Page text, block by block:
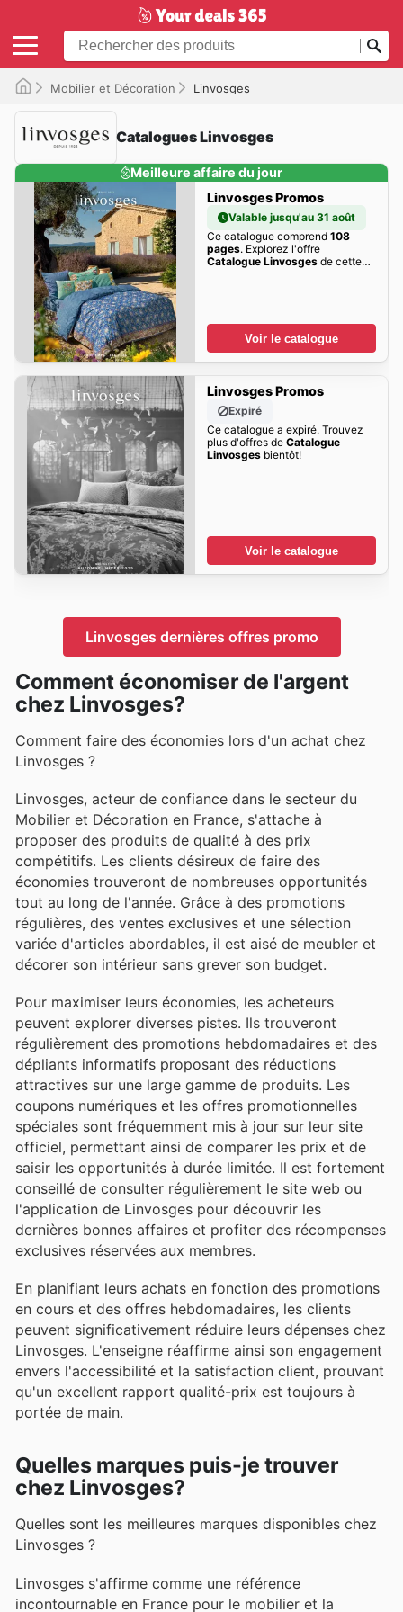
Mobilier et Décoration Linvosges
Catalogues Linvosges
Meilleure affaire du jour
Linvosges Promos
Valable jusqu'au 31 août
Ce catalogue comprend 108
pages. Explorez l'offre
Catalogue Linvosgesde cette
Voir le catalogue
Linvosges Promos
Expiré
Ce catalogue a expiré. Trouvez
plus d'offres de Catalogue
Linvosgesbientôt!
Voir le catalogue
Linvosges dernières offres promo
Comment économiser de l'argent
chez Linvosges?
Comment faire des économies lors d'un achat chez
Linvosges ?
Linvosges, acteur de confiance dans le secteur du
Mobilier et Décoration en France, s'attache à
proposer des produits de qualité à des prix
compétitifs. Les clients désireux de faire des
économies trouveront de nombreuses opportunités
tout au long de l'année. Grâce à des promotions
régulières, des ventes exclusives et une sélection
variée d'articles abordables, il est aisé de meubler et
décorer son intérieur sans grever son budget.
Pour maximiser leurs économies, les acheteurs
peuvent explorer diverses pistes. Ils trouveront
régulièrement des promotions hebdomadaires et des
dépliants informatifs proposant des réductions
attractives sur une large gamme de produits. Les
coupons numériques et les offres promotionnelles
spéciales sont fréquemment mis à jour sur leur site
officiel, permettant ainsi de comparer les prix et de
saisir les opportunités à durée limitée. Il est fortement
conseillé de consulter régulièrement le site web ou
l'application de Linvosges pour découvrir les
dernières bonnes affaires et profiter des récompenses
exclusives réservées aux membres.
En planifiant leurs achats en fonction des promotions
en cours et des offres hebdomadaires, les clients
peuvent significativement réduire leurs dépenses chez
Linvosges. L'enseigne réaffirme ainsi son engagement
envers l'accessibilité et la satisfaction client, prouvant
qu'un excellent rapport qualité-prix est toujours à
portée de main.
Quelles marques puis-je trouver
chez Linvosges?
Quelles sont les meilleures marques disponibles chez
Linvosges ?
Linvosges s'affirme comme une référence
incontournable en France pour le mobilier et la